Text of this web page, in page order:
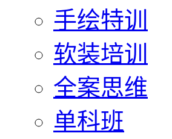
手绘特训
软装培训
全案思维
单科班